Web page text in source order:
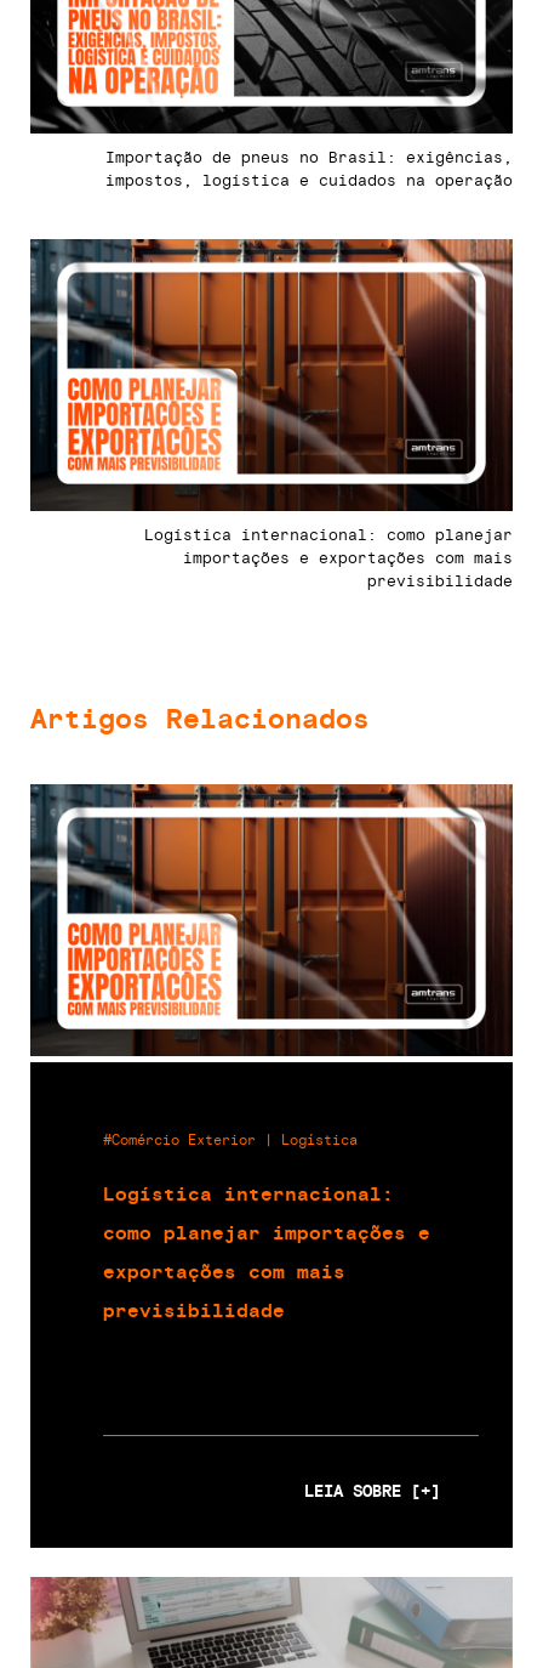
Importação de pneus no Brasil: exigências,
impostos, logística e cuidados na operação
Logística internacional: como planejar
importações e exportações com mais
previsibilidade
Artigos Relacionados
#Comércio Exterior | Logística
Logística internacional:
como planejar importações e
exportações com mais
previsibilidade
LEIA SOBRE [+]